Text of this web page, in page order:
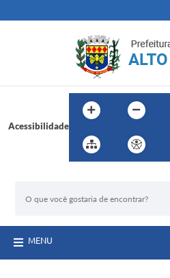
Acessibilidade
MENU